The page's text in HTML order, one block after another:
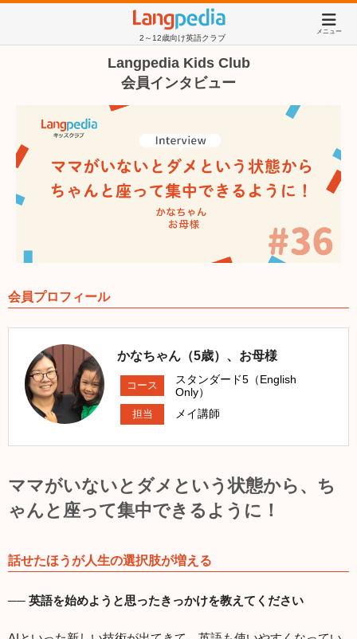
2～12歳向け英語クラブ
メニュー
Langpedia Kids Club
会員インタビュー
会員プロフィール
かなちゃん（5歳）、お母様
コース
スタンダード5（English
Only）
担当 メイ講師
ママがいないとダメという状態から、ち
ゃんと座って集中できるように！
話せたほうが人生の選択肢が増える
── 英語を始めようと思ったきっかけを教えてください